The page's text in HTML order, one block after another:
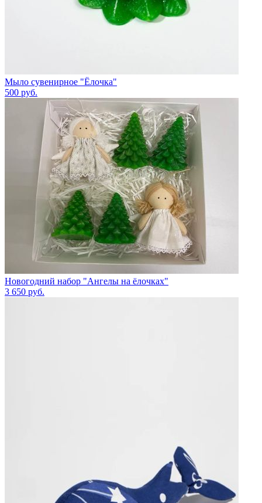
Мыло сувенирное "Ёлочка"
500 руб.
Новогодний набор "Ангелы на ёлочках"
3 650 руб.